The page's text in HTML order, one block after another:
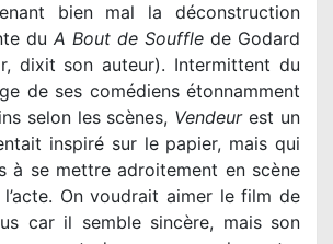
bien mal la déconstruction
du A Bout de Souffle de Godard
dixit son auteur). Intermittent du
de ses comédiens étonnamment
selon les scènes, Vendeurest un
inspiré sur le papier, mais qui
à se mettre adroitement en scène
On voudrait aimer le film de
car il semble sincère, mais son